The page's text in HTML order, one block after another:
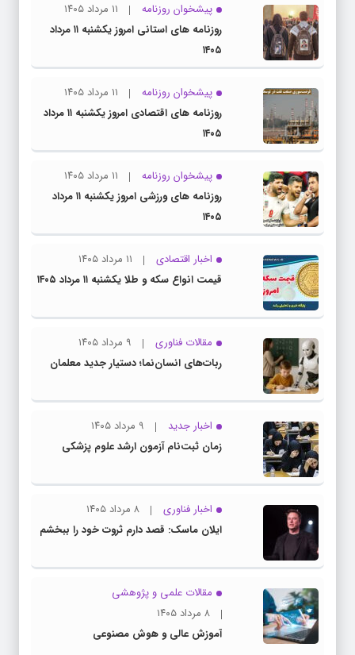
پیشخوان روزنامه
۱۱ مرداد ۱۴۰۵
روزنامه های استانی امروز یکشنبه ۱۱ مرداد
۱۴۰۵
پیشخوان روزنامه
۱۱ مرداد ۱۴۰۵
روزنامه های اقتصادی امروز یکشنبه ۱۱ مرداد
۱۴۰۵
پیشخوان روزنامه
۱۱ مرداد ۱۴۰۵
روزنامه های ورزشی امروز یکشنبه ۱۱ مرداد
۱۴۰۵
اخبار اقتصادی
۱۱ مرداد ۱۴۰۵
قیمت انواع سکه و طلا یکشنبه ۱۱ مرداد ۱۴۰۵
مقالات فناوری
۹ مرداد ۱۴۰۵
ربات‌های انسان‌نما؛ دستیار جدید معلمان
اخبار جدید
۹ مرداد ۱۴۰۵
زمان ثبت‌نام آزمون ارشد علوم پزشکی
اخبار فناوری
۸ مرداد ۱۴۰۵
ایلان ماسک: قصد دارم ثروت خود را ببخشم
مقالات علمی و پژوهشی
۸ مرداد ۱۴۰۵
آموزش عالی و هوش مصنوعی